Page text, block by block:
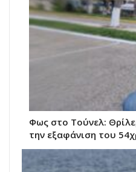
Φως στο Τούνελ:
την εξαφάνιση του